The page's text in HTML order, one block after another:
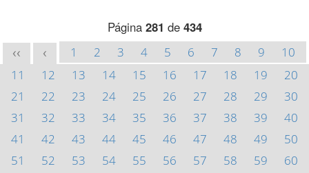
Página 281 de 434
<< < 1 2 3 4 5 6 7 8 9
10
11
12 13 14 15 16 17 18 19
20
21
22 23 24 25 26 27 28 29
30
31
32 33 34 35 36 37 38 39
40
41
42 43 44 45 46 47 48 49
50
51
52 53 54 55 56 57 58 59
60